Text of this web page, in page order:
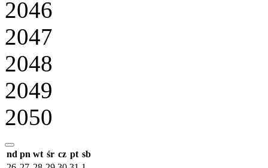
2046
2047
2048
2049
2050
nd pn wt śr cz pt sb